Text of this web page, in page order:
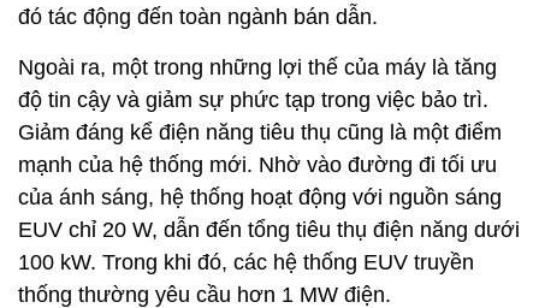
đó tác động đến toàn ngành bán dẫn.
Ngoài ra, một trong những lợi thế của máy là tăng
độ tin cậy và giảm sự phức tạp trong việc bảo trì.
Giảm đáng kể điện năng tiêu thụ cũng là một điểm
mạnh của hệ thống mới. Nhờ vào đường đi tối ưu
của ánh sáng, hệ thống hoạt động với nguồn sáng
EUV chỉ 20 W, dẫn đến tổng tiêu thụ điện năng dưới
100 kW. Trong khi đó, các hệ thống EUV truyền
thống thường yêu cầu hơn 1 MW điện.